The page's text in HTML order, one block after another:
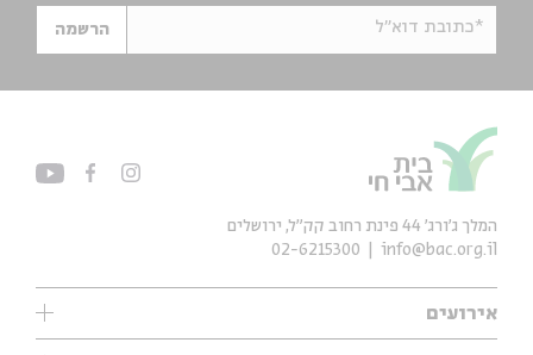
*כתובת דוא"ל הרשמה
אירועים
המלך ג'ורג' 44 פינת רחוב קק״ל, ירושלים
info@bac.org.il
02-6215300